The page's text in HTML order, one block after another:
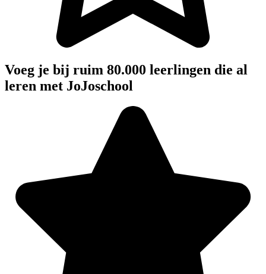
Voeg je bij ruim 80.000 leerlingen die al
leren met JoJoschool